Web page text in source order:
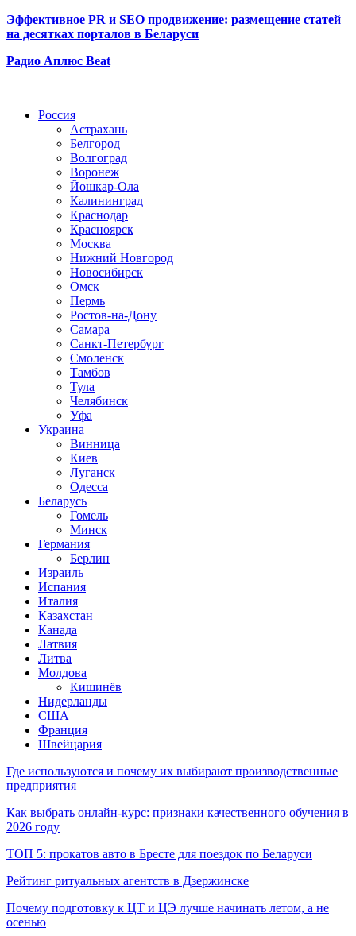
Эффективное PR и SEO продвижение: размещение статей
на десятках порталов в Беларуси
Радио Аплюс Beat
Россия
Астрахань
Белгород
Волгоград
Воронеж
Йошкар-Ола
Калининград
Краснодар
Красноярск
Москва
Нижний Новгород
Новосибирск
Омск
Пермь
Ростов-на-Дону
Самара
Санкт-Петербург
Смоленск
Тамбов
Тула
Челябинск
Уфа
Украина
Винница
Киев
Луганск
Одесса
Беларусь
Гомель
Минск
Германия
Берлин
Израиль
Испания
Италия
Казахстан
Канада
Латвия
Литва
Молдова
Кишинёв
Нидерланды
США
Франция
Швейцария
Где используются и почему их выбирают производственные
предприятия
Как выбрать онлайн-курс: признаки качественного обучения в
2026 году
ТОП 5: прокатов авто в Бресте для поездок по Беларуси
Рейтинг ритуальных агентств в Дзержинске
Почему подготовку к ЦТ и ЦЭ лучше начинать летом, а не
осенью